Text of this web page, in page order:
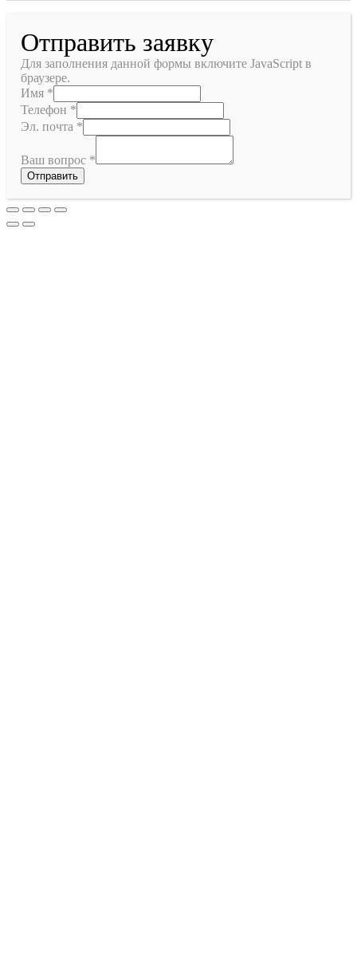
Отправить заявку
Для заполнения данной формы включите JavaScript в
браузере.
Имя *
Телефон *
Эл. почта *
Ваш вопрос *
Отправить